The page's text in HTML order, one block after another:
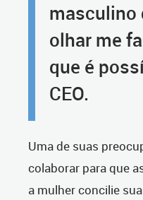
masculino
olhar me
que é
CEO.
Uma de suas
colaborar para que
a mulher concilie